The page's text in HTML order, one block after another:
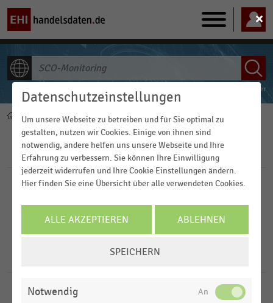
Main
navigation
ALLE INHALTE FACT-Finder
Pfadnavigation
Home
SCO-Monitoring
DEUTSCHSPRACHIGER EINZELHANDEL |STATISTIK
Filter
2024
Datenschutzeinstellungen
Um unsere Webseite zu betreiben und für Sie optimal zu
gestalten, nutzen wir Cookies. Einige von ihnen sind
notwendig, andere helfen uns unsere Webseite und Ihre
Erfahrung zu verbessern. Sie können Ihre Einwilligung
jederzeit widerrufen und Ihre Cookie Einstellungen ändern.
Hier finden Sie eine Übersicht über alle verwendeten Cookies.
ALLE AKZEPTIEREN ABLEHNEN
SPEICHERN
Notwendig